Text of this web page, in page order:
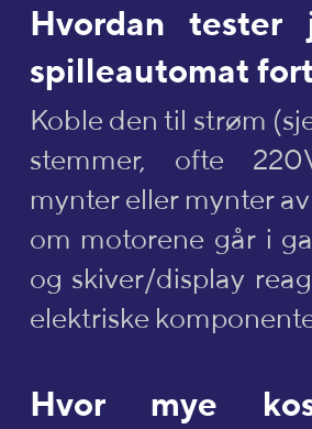
Hvordan
spilleautomat
Koble den til strøm
stemmer, ofte
mynter eller mynter
om motorene går i
og skiver/display
elektriske
Hvor mye